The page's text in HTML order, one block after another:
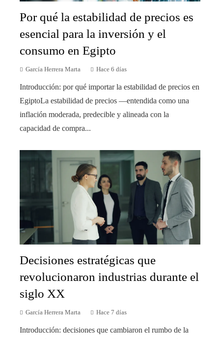
Por qué la estabilidad de precios es
esencial para la inversión y el
consumo en Egipto
García Herrera Marta Hace 6 días
Introducción: por qué importar la estabilidad de precios en
EgiptoLa estabilidad de precios —entendida como una
inflación moderada, predecible y alineada con la
capacidad de compra...
Decisiones estratégicas que
revolucionaron industrias durante el
siglo XX
García Herrera Marta Hace 7 días
Introducción: decisiones que cambiaron el rumbo de la